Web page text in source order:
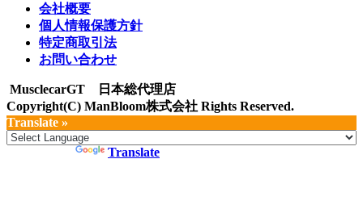
会社概要
個人情報保護方針
特定商取引法
お問い合わせ
MusclecarGT 日本総代理店
Copyright(C) ManBloom株式会社 Rights Reserved.
Translate »
Translate